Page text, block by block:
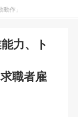
作」
力、ト
職者雇